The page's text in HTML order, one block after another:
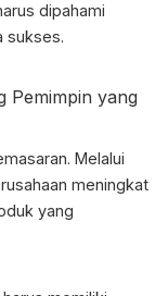
dipahami
sukses.
Pemimpin yang
Melalui
meningkat
yang